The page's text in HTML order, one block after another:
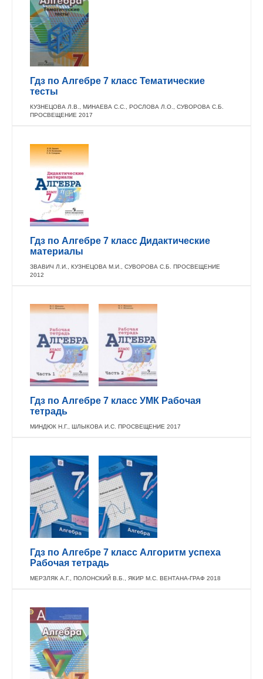
Гдз по Алгебре 7 класс Тематические
тесты
КУЗНЕЦОВА Л.В., МИНАЕВА С.С., РОСЛОВА Л.О., СУВОРОВА С.Б.
ПРОСВЕЩЕНИЕ 2017
Гдз по Алгебре 7 класс Дидактические
материалы
ЗВАВИЧ Л.И., КУЗНЕЦОВА М.И., СУВОРОВА С.Б. ПРОСВЕЩЕНИЕ
2012
Гдз по Алгебре 7 класс УМК Рабочая
тетрадь
МИНДЮК Н.Г., ШЛЫКОВА И.С. ПРОСВЕЩЕНИЕ 2017
Гдз по Алгебре 7 класс Алгоритм успеха
Рабочая тетрадь
МЕРЗЛЯК А.Г., ПОЛОНСКИЙ В.Б., ЯКИР М.С. ВЕНТАНА-ГРАФ 2018